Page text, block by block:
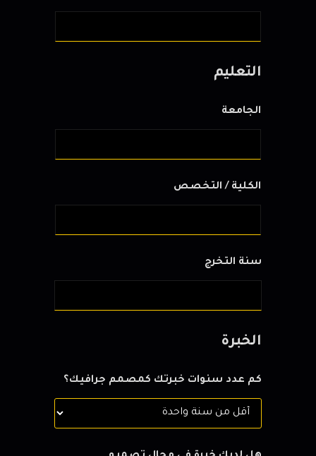
التعليم
الجامعة
الكلية / التخصص
سنة التخرج
الخبرة
كم عدد سنوات خبرتك كمصمم جرافيك؟